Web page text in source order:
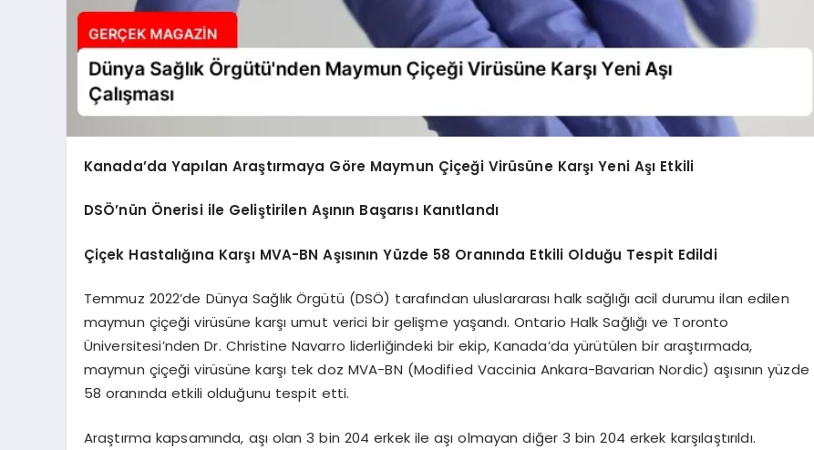
Kanada’da Yapılan Araştırmaya Göre Maymun Çiçeği Virüsüne Karşı Yeni Aşı Etkili
DSÖ’nün Önerisi ile Geliştirilen Aşının Başarısı Kanıtlandı
Çiçek Hastalığına Karşı MVA-BN Aşısının Yüzde 58 Oranında Etkili Olduğu Tespit Edildi
Temmuz 2022’de Dünya Sağlık Örgütü (DSÖ) tarafından uluslararası halk sağlığı acil durumu ilan edilen
maymun çiçeği virüsüne karşı umut verici bir gelişme yaşandı. Ontario Halk Sağlığı ve Toronto
Üniversitesi’nden Dr. Christine Navarro liderliğindeki bir ekip, Kanada’da yürütülen bir araştırmada,
maymun çiçeği virüsüne karşı tek doz MVA-BN (Modified Vaccinia Ankara-Bavarian Nordic) aşısının yüzde
58 oranında etkili olduğunu tespit etti.
Araştırma kapsamında, aşı olan 3 bin 204 erkek ile aşı olmayan diğer 3 bin 204 erkek karşılaştırıldı.